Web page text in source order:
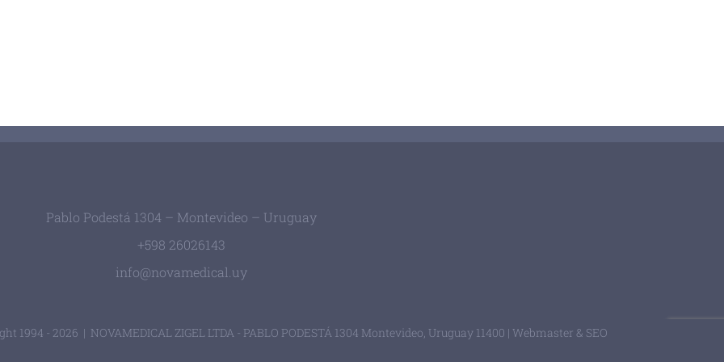
Pablo Podestá 1304 – Montevideo – Uruguay
+598 26026143
info@novamedical.uy
1994 - 2026 | NOVAMEDICAL ZIGEL LTDA - PABLO PODESTÁ 1304 Montevideo, Uruguay 11400 | Webmaster & SEO